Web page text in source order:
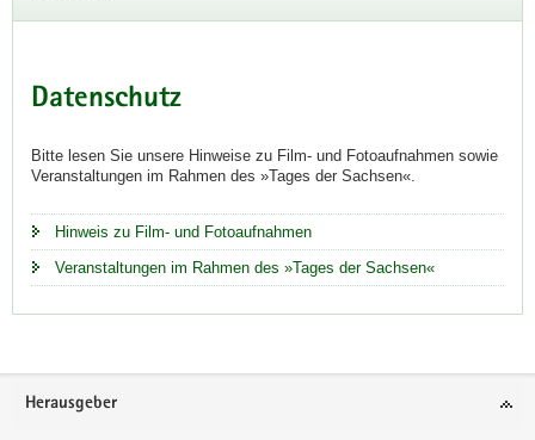
Datenschutz
Bitte lesen Sie unsere Hinweise zu Film- und Fotoaufnahmen sowie
Veranstaltungen im Rahmen des »Tages der Sachsen«.
Hinweis zu Film- und Fotoaufnahmen
Veranstaltungen im Rahmen des »Tages der Sachsen«
Footer-
Herausgeber